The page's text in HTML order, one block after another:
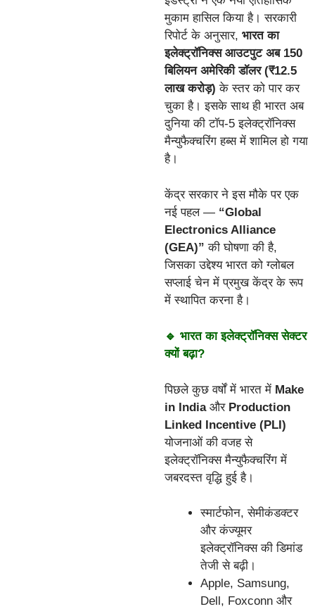
मुकाम हासिल किया है। सरकारी
रिपोर्ट के अनुसार, भारत का
इलेक्ट्रॉनिक्स आउटपुट अब 150
बिलियन अमेरिकी डॉलर (₹12.5
लाख करोड़) के स्तर को पार कर
चुका है। इसके साथ ही भारत अब
दुनिया की टॉप-5 इलेक्ट्रॉनिक्स
मैन्युफैक्चरिंग हब्स में शामिल हो गया
है।
केंद्र सरकार ने इस मौके पर एक
नई पहल — “Global
Electronics Alliance
(GEA)” की घोषणा की है,
जिसका उद्देश्य भारत को ग्लोबल
सप्लाई चेन में प्रमुख केंद्र के रूप
में स्थापित करना है।
🔹 भारत का इलेक्ट्रॉनिक्स सेक्टर
क्यों बढ़ा?
पिछले कुछ वर्षों में भारत में Make
in Indiaऔर Production
Linked Incentive (PLI)
योजनाओं की वजह से
इलेक्ट्रॉनिक्स मैन्युफैक्चरिंग में
जबरदस्त वृद्धि हुई है।
स्मार्टफोन, सेमीकंडक्टर
और कंज्यूमर
इलेक्ट्रॉनिक्स की डिमांड
तेजी से बढ़ी।
Apple, Samsung,
Dell, Foxconn और